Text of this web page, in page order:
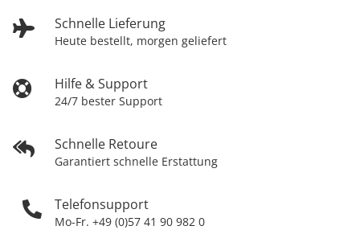
Schnelle Lieferung
Heute bestellt, morgen geliefert
Hilfe & Support
24/7 bester Support
Schnelle Retoure
Garantiert schnelle Erstattung
Telefonsupport
Mo-Fr. +49 (0)57 41 90 982 0